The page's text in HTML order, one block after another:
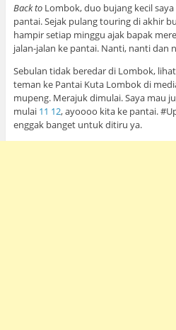
Back toLombok, duo bujang kecil
pantai. Sejak pulang touring di akhir
hampir setiap minggu ajak bapak
jalan-jalan ke pantai. Nanti, nanti dan
Sebulan tidak beredar di Lombok,
teman ke Pantai Kuta Lombok di
mupeng. Merajuk dimulai. Saya mau
mulai 11 12, ayoooo kita ke pantai.
enggak banget untuk ditiru ya.